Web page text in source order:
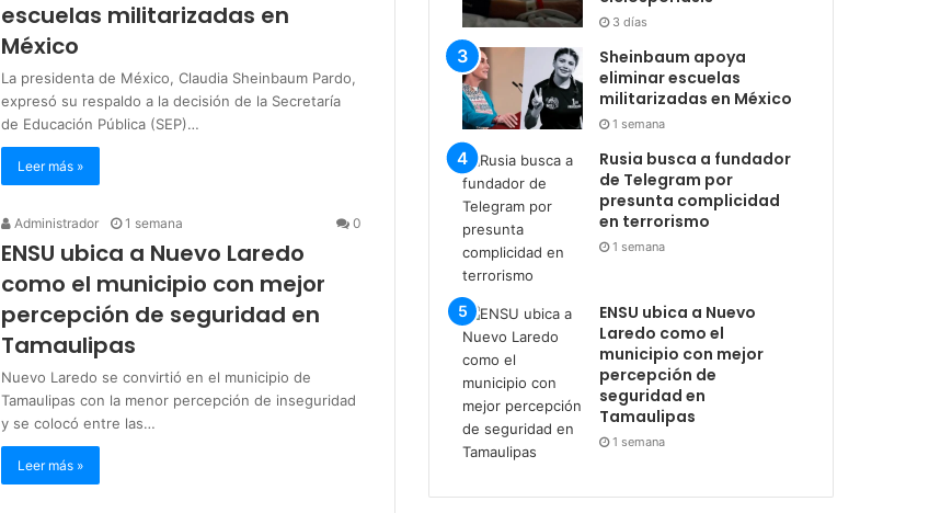
escuelas militarizadas en
México
La presidenta de México, Claudia Sheinbaum Pardo,
expresó su respaldo a la decisión de la Secretaría
de Educación Pública (SEP)…
Leer más »
Administrador 1 semana 0
ENSU ubica a Nuevo Laredo
como el municipio con mejor
percepción de seguridad en
Tamaulipas
Nuevo Laredo se convirtió en el municipio de
Tamaulipas con la menor percepción de inseguridad
y se colocó entre las…
Leer más »
3 días
Sheinbaum apoya
eliminar escuelas
militarizadas en México
1 semana
Rusia busca a fundador
de Telegram por
presunta complicidad
en terrorismo
1 semana
ENSU ubica a Nuevo
Laredo como el
municipio con mejor
percepción de
seguridad en
Tamaulipas
1 semana